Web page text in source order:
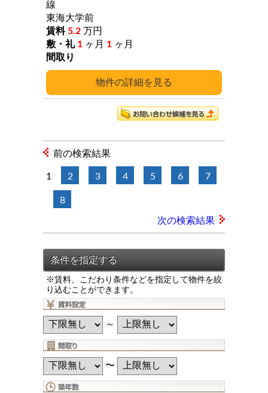
詳細
線
東海大学前
5.2 万円
1 ヶ月 1 ヶ月
前の検索結果
1 2 3 4 5 6 7
8
次の検索結果
※賃料、こだわり条件などを指定して物件を絞
り込むことができます。
～
〜